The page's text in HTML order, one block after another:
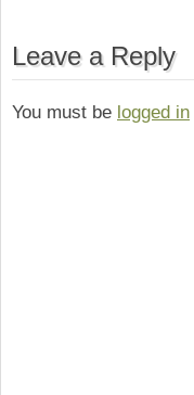
Leave a Reply
You must be logged in